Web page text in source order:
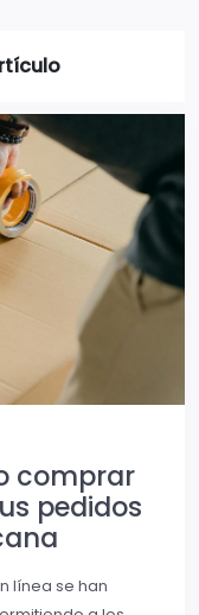
comprar
pedidos
línea se han